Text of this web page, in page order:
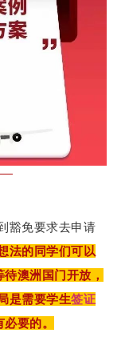
豁免要求去申请
法的同学们可以
待澳洲国门开放，
是需要学生签证
要的。